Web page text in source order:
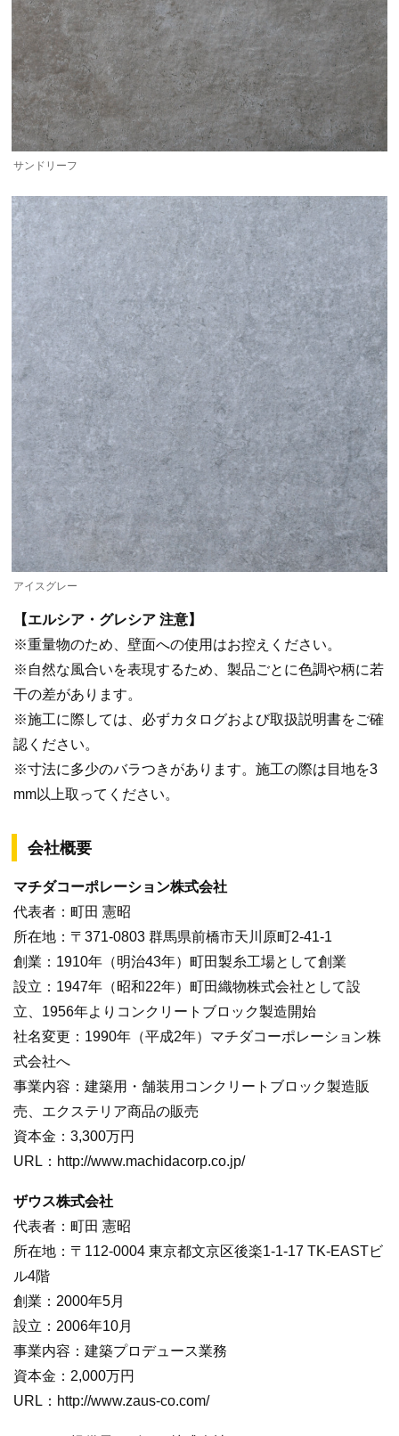
サンドリーフ
アイスグレー
【エルシア・グレシア 注意】
※重量物のため、壁面への使用はお控えください。
※自然な風合いを表現するため、製品ごとに色調や柄に若
干の差があります。
※施工に際しては、必ずカタログおよび取扱説明書をご確
認ください。
※寸法に多少のバラつきがあります。施工の際は目地を3
mm以上取ってください。
会社概要
マチダコーポレーション株式会社
代表者：町田 憲昭
所在地：〒371-0803 群馬県前橋市天川原町2-41-1
創業：1910年（明治43年）町田製糸工場として創業
設立：1947年（昭和22年）町田織物株式会社として設
立、1956年よりコンクリートブロック製造開始
社名変更：1990年（平成2年）マチダコーポレーション株
式会社へ
事業内容：建築用・舗装用コンクリートブロック製造販
売、エクステリア商品の販売
資本金：3,300万円
URL：http://www.machidacorp.co.jp/
ザウス株式会社
代表者：町田 憲昭
所在地：〒112-0004 東京都文京区後楽1-1-17 TK-EASTビ
ル4階
創業：2000年5月
設立：2006年10月
事業内容：建築プロデュース業務
資本金：2,000万円
URL：http://www.zaus-co.com/